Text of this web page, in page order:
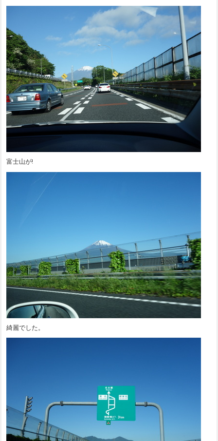
富士山が!
綺麗でした。